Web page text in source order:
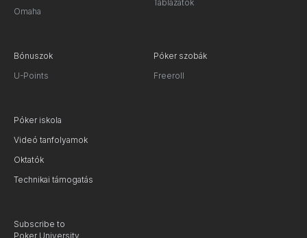
Omaha
Táblázatok
Bónuszok
U-Points
Póker szobák
Freeroll
Póker iskola
Videó tanfolyamok
Oktatók
Technikai támogatás
Subscribe to
Poker University